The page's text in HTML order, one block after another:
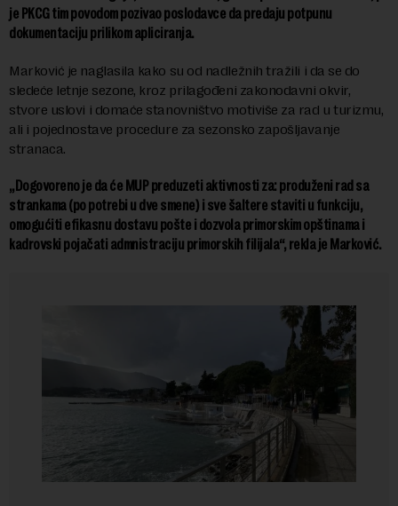
je PKCG tim povodom pozivao poslodavce da predaju potpunu
dokumentaciju prilikom apliciranja.
Marković je naglasila kako su od nadležnih tražili i da se do
sledeće letnje sezone, kroz prilagođeni zakonodavni okvir,
stvore uslovi i domaće stanovništvo motiviše za rad u turizmu,
ali i pojednostave procedure za sezonsko zapošljavanje
stranaca.
„Dogovoreno je da će MUP preduzeti aktivnosti za: produženi rad sa
strankama (po potrebi u dve smene) i sve šaltere staviti u funkciju,
omogućiti efikasnu dostavu pošte i dozvola primorskim opštinama i
kadrovski pojačati admnistraciju primorskih filijala“, rekla je Marković.